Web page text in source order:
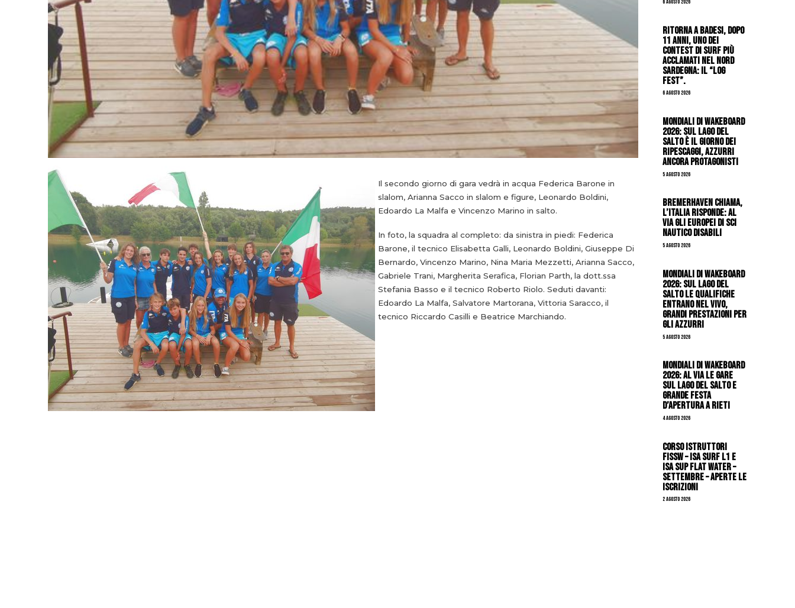
Il secondo giorno di gara vedrà in acqua Federica Barone in
slalom, Arianna Sacco in slalom e figure, Leonardo Boldini,
Edoardo La Malfa e Vincenzo Marino in salto.
In foto, la squadra al completo: da sinistra in piedi: Federica
Barone, il tecnico Elisabetta Galli, Leonardo Boldini, Giuseppe Di
Bernardo, Vincenzo Marino, Nina Maria Mezzetti, Arianna Sacco,
Gabriele Trani, Margherita Serafica, Florian Parth, la dott.ssa
Stefania Basso e il tecnico Roberto Riolo. Seduti davanti:
Edoardo La Malfa, Salvatore Martorana, Vittoria Saracco, il
tecnico Riccardo Casilli e Beatrice Marchiando.
6 Agosto 2026
Ritorna a Badesi, dopo
11 anni, uno dei
contest di surf più
acclamati nel nord
Sardegna: il “Log
Fest”.
6 Agosto 2026
Mondiali di Wakeboard
2026: sul Lago del
Salto è il giorno dei
ripescaggi, azzurri
ancora protagonisti
5 Agosto 2026
Bremerhaven chiama,
l’Italia risponde: al
via gli Europei di Sci
Nautico Disabili
5 Agosto 2026
Mondiali di Wakeboard
2026: sul Lago del
Salto le qualifiche
entrano nel vivo,
grandi prestazioni per
gli azzurri
5 Agosto 2026
Mondiali di Wakeboard
2026: al via le gare
sul Lago del Salto e
grande festa
d’apertura a Rieti
4 Agosto 2026
CORSO ISTRUTTORI
FISSW – ISA SURF L1 e
ISA SUP Flat Water –
SETTEMBRE – APERTE LE
ISCRIZIONI
2 Agosto 2026